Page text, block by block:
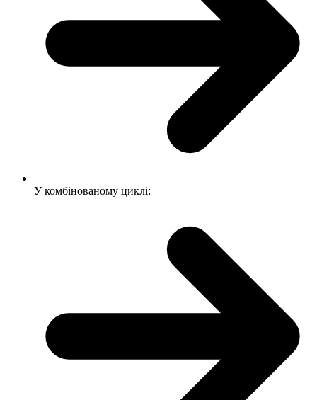
У комбінованому циклі: